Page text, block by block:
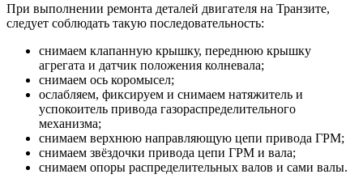
При выполнении ремонта деталей двигателя на Транзите,
следует соблюдать такую последовательность:
снимаем клапанную крышку, переднюю крышку
агрегата и датчик положения колневала;
снимаем ось коромысел;
ослабляем, фиксируем и снимаем натяжитель и
успокоитель привода газораспределительного
механизма;
снимаем верхнюю направляющую цепи привода ГРМ;
снимаем звёздочки привода цепи ГРМ и вала;
снимаем опоры распределительных валов и сами валы.